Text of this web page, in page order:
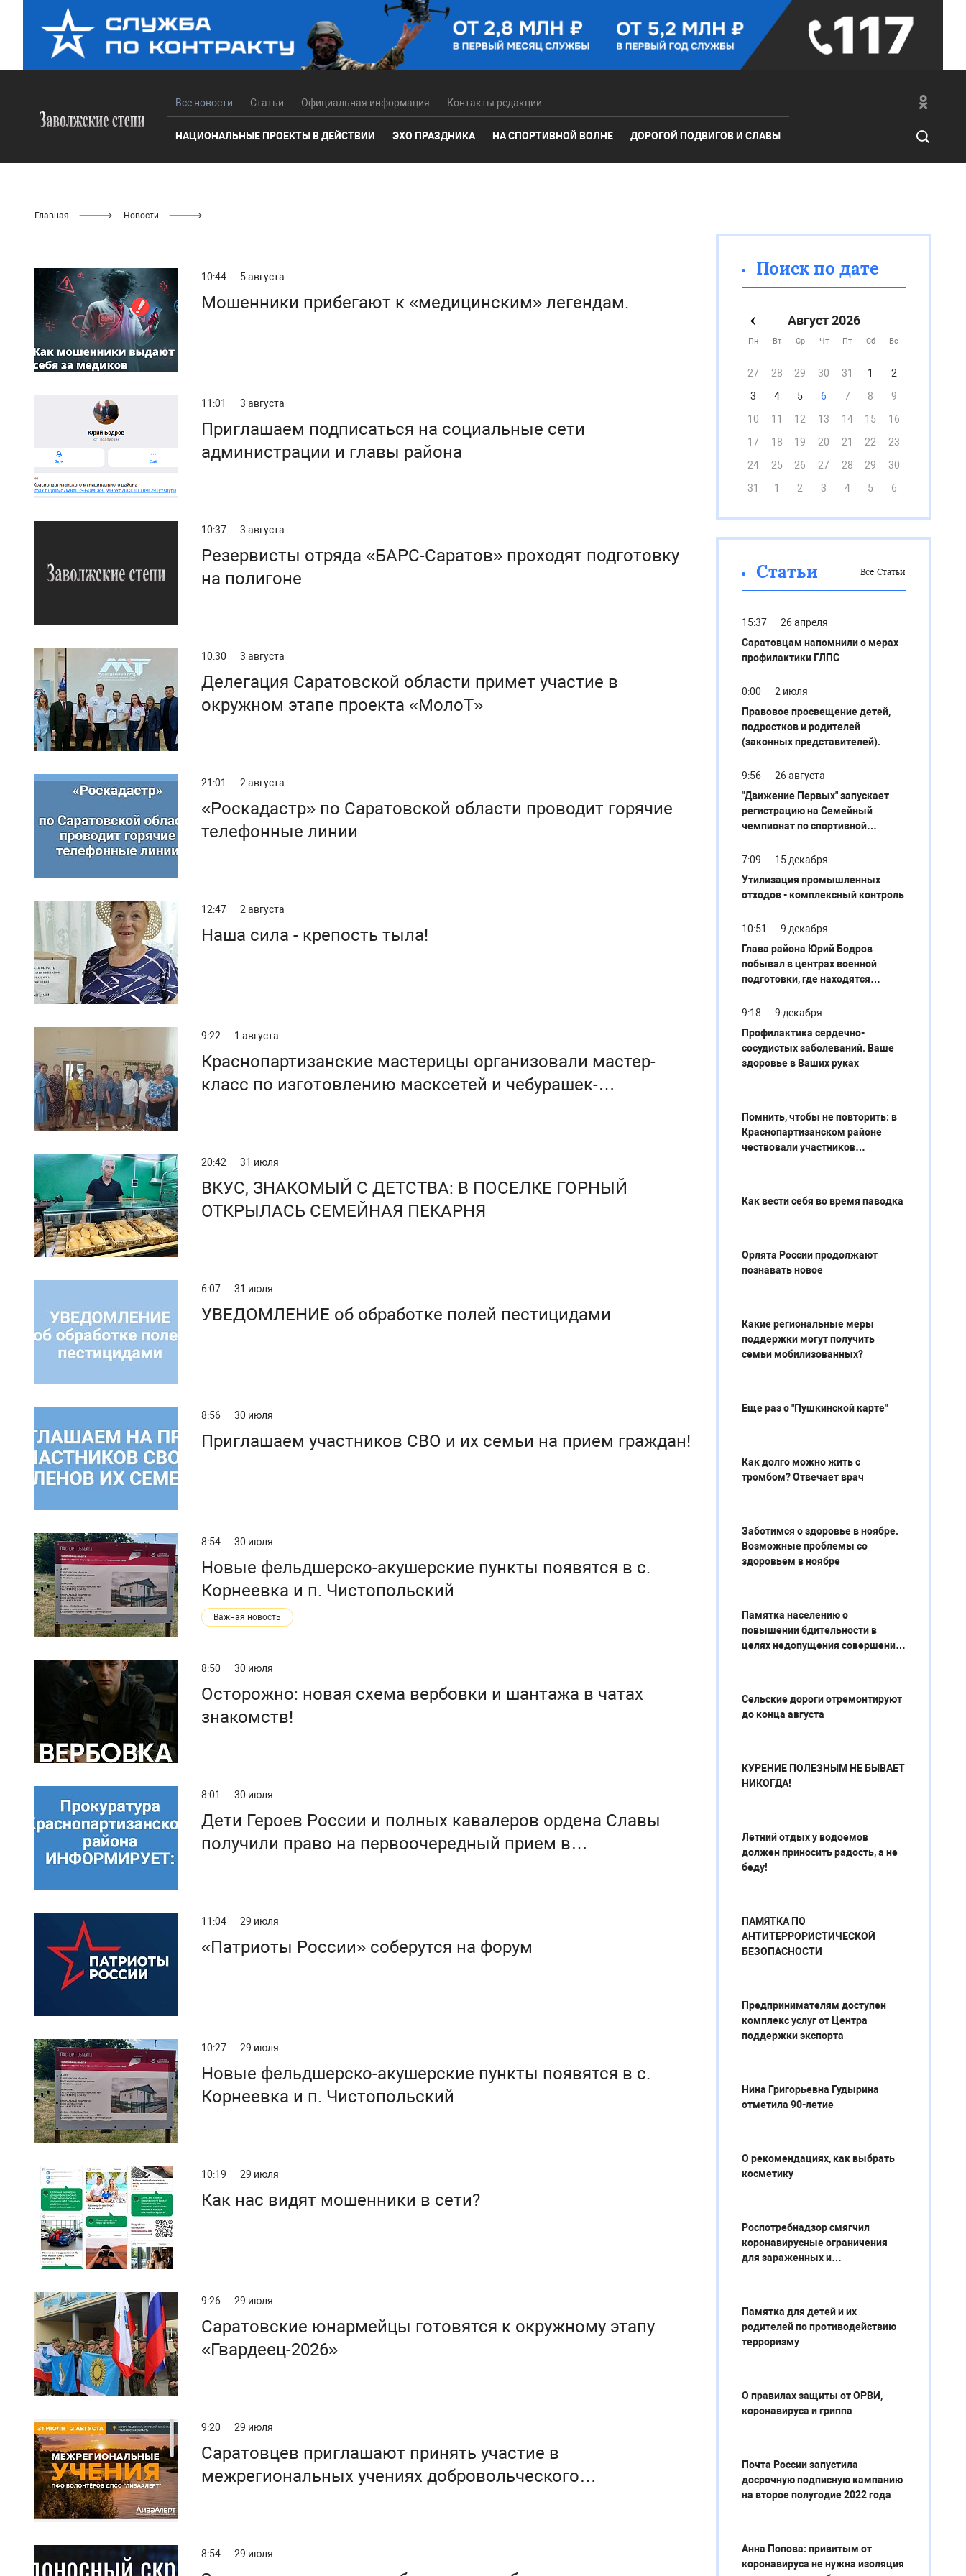
Все новости Статьи Официальная информация Контакты редакции
НАЦИОНАЛЬНЫЕ ПРОЕКТЫ В ДЕЙСТВИИ ЭХО ПРАЗДНИКА НА СПОРТИВНОЙ ВОЛНЕ ДОРОГОЙ ПОДВИГОВ И СЛАВЫ
Главная Новости
10:44 5 августа
Мошенники прибегают к «медицинским» легендам.
11:01 3 августа
Приглашаем подписаться на социальные сети
администрации и главы района
10:37 3 августа
Резервисты отряда «БАРС-Саратов» проходят подготовку
на полигоне
10:30 3 августа
Делегация Саратовской области примет участие в
окружном этапе проекта «МолоТ»
21:01 2 августа
«Роскадастр» по Саратовской области проводит горячие
телефонные линии
12:47 2 августа
Наша сила - крепость тыла!
9:22 1 августа
Краснопартизанские мастерицы организовали мастер-
класс по изготовлению масксетей и чебурашек-
20:42 31 июля
ВКУС, ЗНАКОМЫЙ С ДЕТСТВА: В ПОСЕЛКЕ ГОРНЫЙ
ОТКРЫЛАСЬ СЕМЕЙНАЯ ПЕКАРНЯ
6:07 31 июля
УВЕДОМЛЕНИЕ об обработке полей пестицидами
8:56 30 июля
Приглашаем участников СВО и их семьи на прием граждан!
8:54 30 июля
Новые фельдшерско-акушерские пункты появятся в с.
Корнеевка и п. Чистопольский
Важная новость
8:50 30 июля
Осторожно: новая схема вербовки и шантажа в чатах
знакомств!
8:01 30 июля
Дети Героев России и полных кавалеров ордена Славы
получили право на первоочередный прием в
11:04 29 июля
«Патриоты России» соберутся на форум
10:27 29 июля
Новые фельдшерско-акушерские пункты появятся в с.
Корнеевка и п. Чистопольский
10:19 29 июля
Как нас видят мошенники в сети?
9:26 29 июля
Саратовские юнармейцы готовятся к окружному этапу
«Гвардеец-2026»
9:20 29 июля
Саратовцев приглашают принять участие в
межрегиональных учениях добровольческого
8:54 29 июля
Поиск по дате
Август 2026
Пн Вт Ср Чт Пт Сб Вс
27 28 29 30 31 1
2
3
4 5 6 7 8
9
10
11 12 13 14 15
16
17
18 19 20 21 22
23
24
25 26 27 28 29
30
31
1 2 3 4 5 6
Статьи Все Статьи
15:37
26 апреля
Саратовцам напомнили о мерах
профилактики ГЛПС
0:00
2 июля
Правовое просвещение детей,
подростков и родителей
(законных представителей).
9:56
26 августа
"Движение Первых" запускает
регистрацию на Семейный
чемпионат по спортивной
7:09
15 декабря
Утилизация промышленных
отходов - комплексный контроль
10:51
9 декабря
Глава района Юрий Бодров
побывал в центрах военной
подготовки, где находятся
9:18
9 декабря
Профилактика сердечно-
сосудистых заболеваний. Ваше
здоровье в Ваших руках
Помнить, чтобы не повторить: в
Краснопартизанском районе
чествовали участников
Как вести себя во время паводка
Орлята России продолжают
познавать новое
Какие региональные меры
поддержки могут получить
семьи мобилизованных?
Еще раз о "Пушкинской карте"
Как долго можно жить с
тромбом? Отвечает врач
Заботимся о здоровье в ноябре.
Возможные проблемы со
здоровьем в ноябре
Памятка населению о
повышении бдительности в
целях недопущения совершения
Сельские дороги отремонтируют
до конца августа
КУРЕНИЕ ПОЛЕЗНЫМ НЕ БЫВАЕТ
НИКОГДА!
Летний отдых у водоемов
должен приносить радость, а не
беду!
ПАМЯТКА ПО
АНТИТЕРРОРИСТИЧЕСКОЙ
БЕЗОПАСНОСТИ
Предпринимателям доступен
комплекс услуг от Центра
поддержки экспорта
Нина Григорьевна Гудырина
отметила 90-летие
О рекомендациях, как выбрать
косметику
Роспотребнадзор смягчил
коронавирусные ограничения
для зараженных и
Памятка для детей и их
родителей по противодействию
терроризму
О правилах защиты от ОРВИ,
коронавируса и гриппа
Почта России запустила
досрочную подписную кампанию
на второе полугодие 2022 года
Анна Попова: привитым от
коронавируса не нужна изоляция